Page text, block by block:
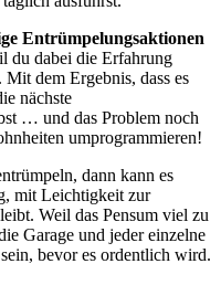
Entrümpelungsaktionen
du dabei die Erfahrung
dem Ergebnis, dass es
nächste
… und das Problem noch
umprogrammieren!
dann kann es
mit Leichtigkeit zur
Weil das Pensum viel zu
Garage und jeder einzelne
bevor es ordentlich wird.